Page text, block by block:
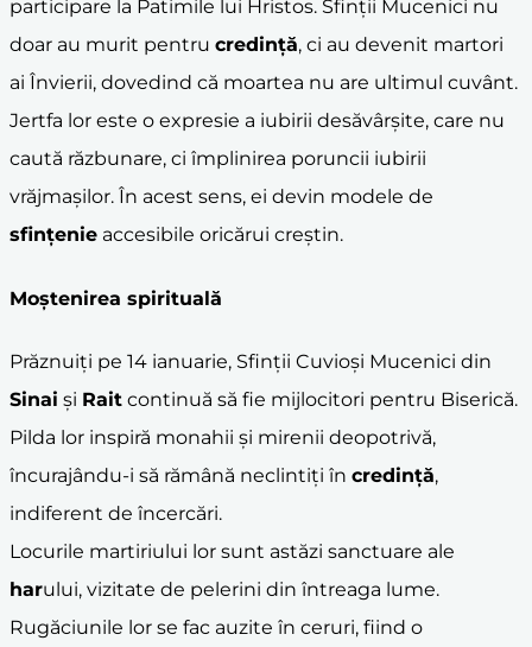
participare la Patimile lui Hristos. Sfinții Mucenici nu
doar au murit pentru credință, ci au devenit martori
ai Învierii, dovedind că moartea nu are ultimul cuvânt.
Jertfa lor este o expresie a iubirii desăvârșite, care nu
caută răzbunare, ci împlinirea poruncii iubirii
vrăjmașilor. În acest sens, ei devin modele de
sfințenie accesibile oricărui creștin.
Moștenirea spirituală
Prăznuiți pe 14 ianuarie, Sfinții Cuvioși Mucenici din
Sinai și Rait continuă să fie mijlocitori pentru Biserică.
Pilda lor inspiră monahii și mirenii deopotrivă,
încurajându-i să rămână neclintiți în credință,
indiferent de încercări.
Locurile martiriului lor sunt astăzi sanctuare ale
harului, vizitate de pelerini din întreaga lume.
Rugăciunile lor se fac auzite în ceruri, fiind o